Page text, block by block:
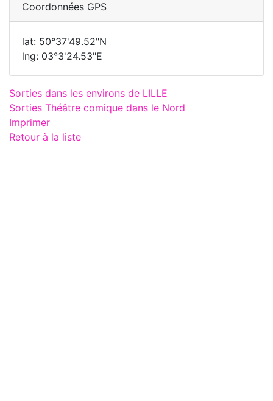
Coordonnées GPS
lat: 50°37'49.52"N
lng: 03°3'24.53"E
Sorties dans les environs de LILLE
Sorties Théâtre comique dans le Nord
Imprimer
Retour à la liste